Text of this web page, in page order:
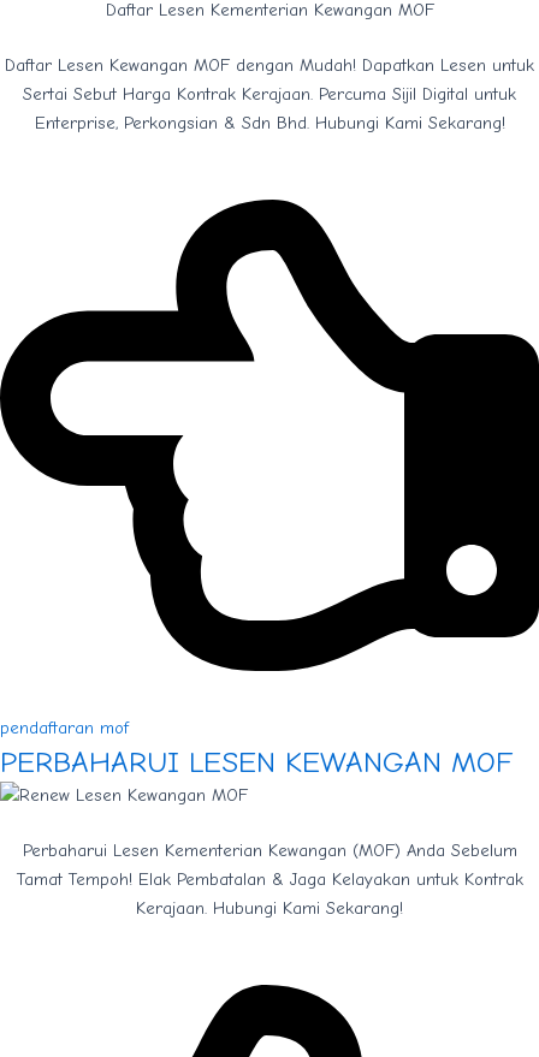
Daftar Lesen Kementerian Kewangan MOF
Daftar Lesen Kewangan MOF dengan Mudah! Dapatkan Lesen untuk
Sertai Sebut Harga Kontrak Kerajaan. Percuma Sijil Digital untuk
Enterprise, Perkongsian & Sdn Bhd. Hubungi Kami Sekarang!
pendaftaran mof
PERBAHARUI LESEN KEWANGAN MOF
Perbaharui Lesen Kementerian Kewangan (MOF) Anda Sebelum
Tamat Tempoh! Elak Pembatalan & Jaga Kelayakan untuk Kontrak
Kerajaan. Hubungi Kami Sekarang!